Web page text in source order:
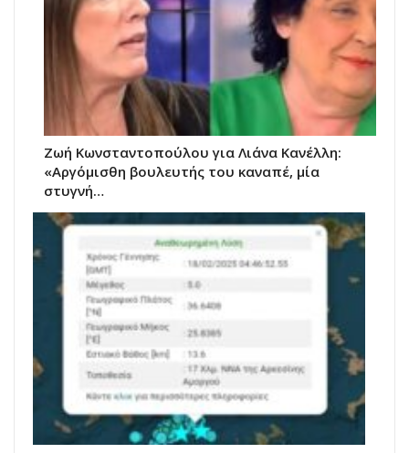
Ζωή Κωνσταντοπούλου για Λιάνα Κανέλλη:
«Αργόμισθη βουλευτής του καναπέ, μία
στυγνή…